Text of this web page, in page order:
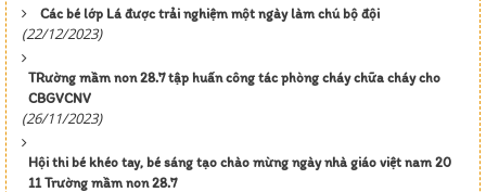
Các bé lớp Lá được trải nghiệm một ngày làm chú bộ đội
(22/12/2023)
TRường mầm non 28.7 tập huấn công tác phòng cháy chữa cháy cho
CBGVCNV
(26/11/2023)
Hội thi bé khéo tay, bé sáng tạo chào mừng ngày nhà giáo việt nam 20
11 Trường mầm non 28.7